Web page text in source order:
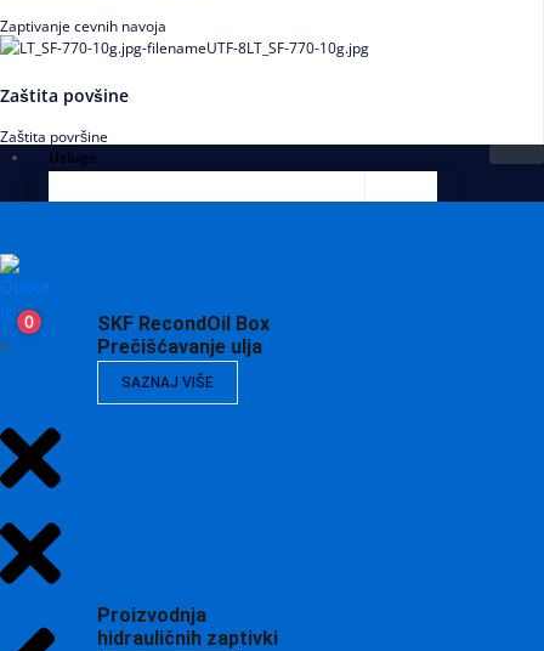
Zaptivanje cevnih navoja
Zaštita povšine
Zaštita površine
Usluge
SKF RecondOil Box
Prečišćavanje ulja
SAZNAJ VIŠE
Proizvodnja
hidrauličnih zaptivki
0
X